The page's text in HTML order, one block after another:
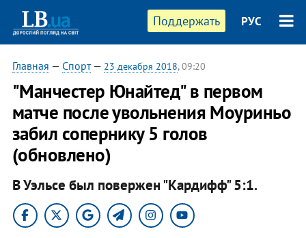
Поддержать РУС
Главная — Спорт— 23 декабря 2018, 09:20
"Манчестер Юнайтед" в первом
матче после увольнения Моуриньо
забил сопернику 5 голов
(обновлено)
В Уэльсе был повержен "Кардифф" 5:1.